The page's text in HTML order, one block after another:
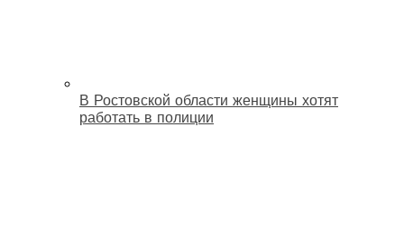
В Ростовской области женщины хотят
работать в полиции